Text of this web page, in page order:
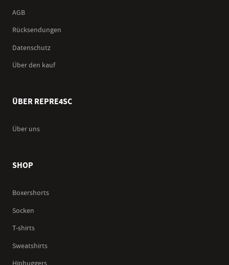
AGB
Rücksendungen
Datenschutz
Über den kauf
ÜBER REPRE4SC
Über uns
SHOP
Boxershorts
Socken
T-shirts
Sweatshirts